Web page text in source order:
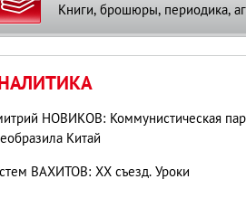
Книги, брошюры, периодика,
НОВИКОВ: Коммунистическая
Китай
ВАХИТОВ: ХХ съезд. Уроки